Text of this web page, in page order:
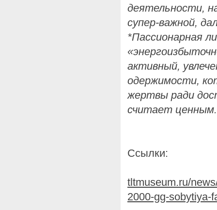
деятельности,
супер-важной,
*Пассионарная
активный,
одержимости,
жертвы ради
считает ценным.
Ссылки:
tltmuseum.ru/
2000-gg-sobytiya-